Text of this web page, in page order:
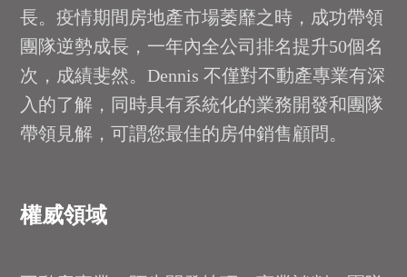
長。疫情期間房地產市場萎靡之時，成功帶領
團隊逆勢成長，一年內全公司排名提升50個名
次，成績斐然。Dennis 不僅對不動產專業有深
入的了解，同時具有系統化的業務開發和團隊
帶領見解，可謂您最佳的房仲銷售顧問。
權威領域